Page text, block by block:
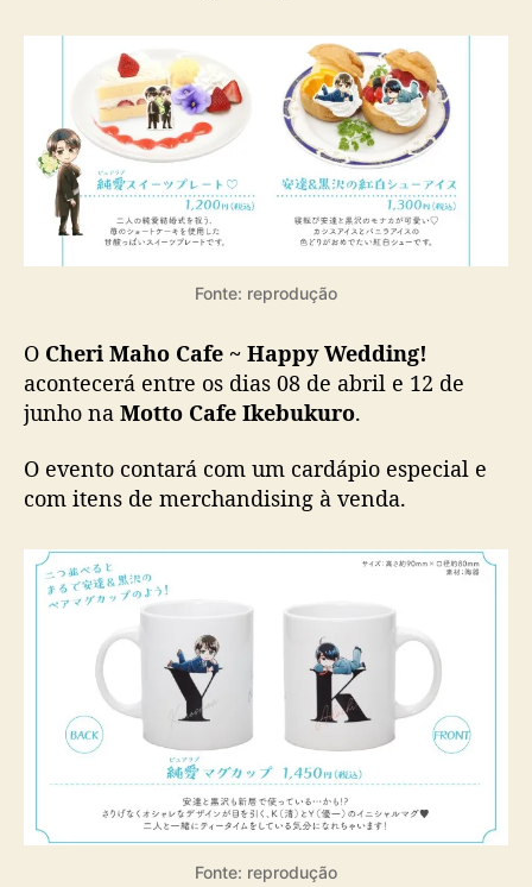
c
o
s
e
r
á
s
e
r
o
n
a
ã
p
c
m
e
r
Fonte: reprodução
O Cheri Maho Cafe ~ Happy Wedding!
acontecerá entre os dias 08 de abril e 12 de
junho na Motto Cafe Ikebukuro.
O evento contará com um cardápio especial e
com itens de merchandising à venda.
Fonte: reprodução